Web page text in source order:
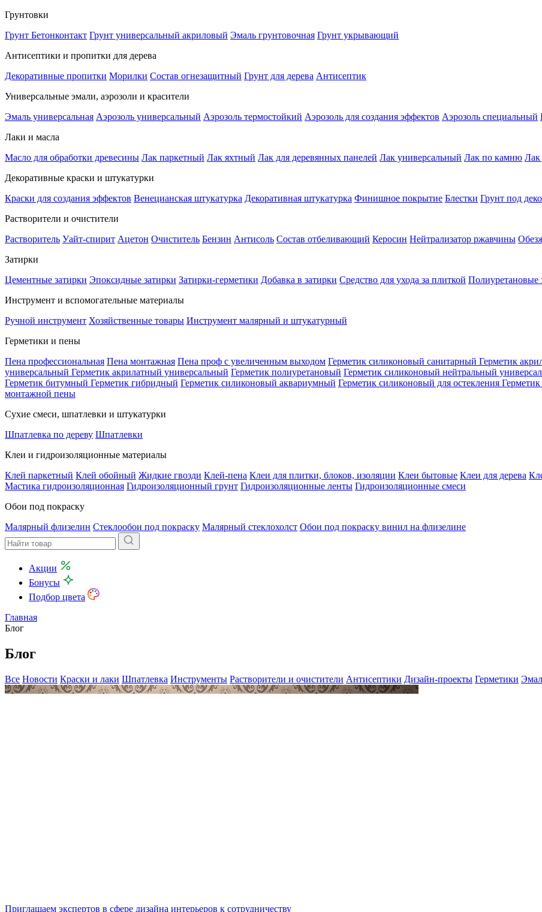
Грунтовки
Грунт Бетонконтакт Грунт универсальный акриловый Эмаль грунтовочная Грунт укрывающий
Антисептики и пропитки для дерева
Декоративные пропитки Морилки Состав огнезащитный Грунт для дерева Антисептик
Универсальные эмали, аэрозоли и красители
Эмаль универсальная Аэрозоль универсальный Аэрозоль термостойкий Аэрозоль для создания эффектов Аэрозоль специальный
Лаки и масла
Масло для обработки древесины Лак паркетный Лак яхтный Лак для деревянных панелей Лак универсальный Лак по камню Лак
Декоративные краски и штукатурки
Краски для создания эффектов Венецианская штукатурка Декоративная штукатурка Финишное покрытие Блестки Грунт под
Растворители и очистители
Растворитель Уайт-спирит Ацетон Очиститель Бензин Антисоль Состав отбеливающий Керосин Нейтрализатор ржавчины
Затирки
Цементные затирки Эпоксидные затирки Затирки-герметики Добавка в затирки Средство для ухода за плиткой Полиуретановые
Инструмент и вспомогательные материалы
Ручной инструмент Хозяйственные товары Инструмент малярный и штукатурный
Герметики и пены
Пена профессиональная Пена монтажная Пена проф с увеличенным выходом Герметик силиконовый санитарный Герметик
универсальный Герметик акрилатный универсальный Герметик полиуретановый Герметик силиконовый нейтральный
Герметик битумный Герметик гибридный Герметик силиконовый аквариумный Герметик силиконовый для остекления
монтажной пены
Сухие смеси, шпатлевки и штукатурки
Шпатлевка по дереву Шпатлевки
Клеи и гидроизоляционные материалы
Клей паркетный Клей обойный Жидкие гвозди Клей-пена Клеи для плитки, блоков, изоляции Клеи бытовые Клеи для дерева
Мастика гидроизоляционная Гидроизоляционный грунт Гидроизоляционные ленты Гидроизоляционные смеси
Обои под покраску
Малярный флизелин Стеклообои под покраску Малярный стеклохолст Обои под покраску винил на флизелине
Акции
Бонусы
Подбор цвета
Главная
Блог
Блог
Все Новости Краски и лаки Шпатлевка Инструменты Растворители и очистители Антисептики Дизайн-проекты Герметики
Приглашаем экспертов в сфере дизайна интерьеров к сотрудничеству